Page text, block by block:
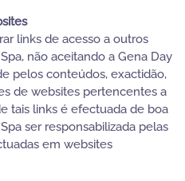
links de acesso a outros
não aceitando a Gena Day
pelos conteúdos, exactidão,
de websites pertencentes a
tais links é efectuada de boa
ser responsabilizada pelas
em websites